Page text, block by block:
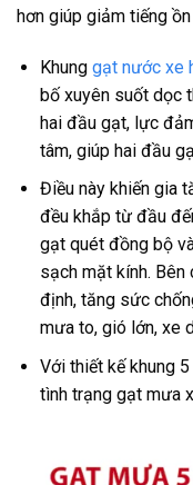
hơn giúp giảm tiếng
Khung gạt nước xe
bố xuyên suốt dọc
hai đầu gạt, lực
tâm, giúp hai đầu
Điều này khiến gia
đều khắp từ đầu
gạt quét đồng bộ
sạch mặt kính. Bên
định, tăng sức
mưa to, gió lớn, xe
Với thiết kế khung
tình trạng gạt mưa